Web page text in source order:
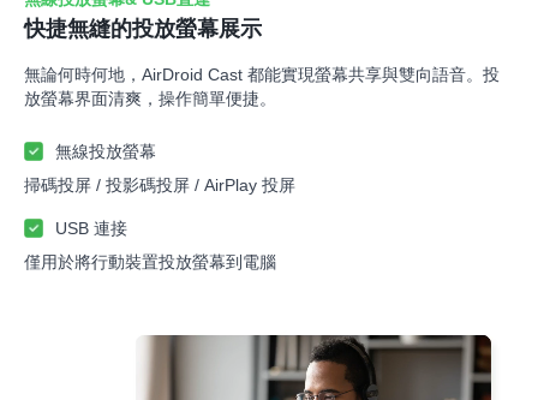
快捷無縫的投放螢幕展示
無論何時何地，AirDroid Cast 都能實現螢幕共享與雙向語音。投
放螢幕界面清爽，操作簡單便捷。
無線投放螢幕
掃碼投屏 / 投影碼投屏 / AirPlay 投屏
USB 連接
僅用於將行動裝置投放螢幕到電腦